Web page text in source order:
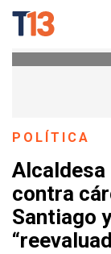
POLÍTICA
Alcaldesa
contra
Santiago